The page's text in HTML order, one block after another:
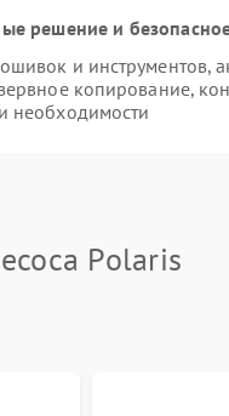
решение и
и инструментов,
копирование,
необходимости
Polaris